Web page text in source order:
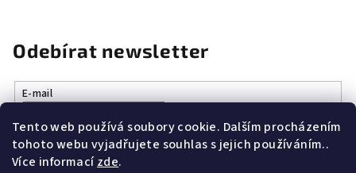
Tento web používá soubory cookie. Dalším procházením
tohoto webu vyjadřujete souhlas s jejich používáním..
Více informacízde.
í
r
k
y
í
Odebírat newsletter
E-mail
Vložením e-mailu souhlasíte spodmínkami ochrany osobních
údajů